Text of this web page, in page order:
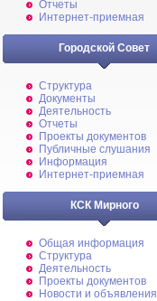
Отчеты
Интернет-приемная
Городской Совет
Структура
Документы
Деятельность
Отчеты
Проекты документов
Публичные слушания
Информация
Интернет-приемная
КСК Мирного
Общая информация
Структура
Деятельность
Проекты документов
Новости и объявления